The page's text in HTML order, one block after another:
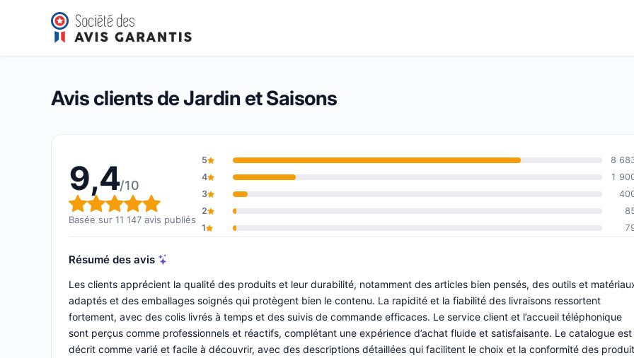
Jardin et Saisons
Note globale : 9,4 sur 10
9,4/10(11 147 avis)
Avis clients de Jardin et Saisons
9,4/10
Note globale : 9,4 sur 10
Basée sur 11 147 avis publiés
5
8
4
1
3
2
1
Résumé des avis
Les clients apprécient la qualité des produits et leur durabilité, notamment des articles bien pensés, des outils et
adaptés et des emballages soignés qui protègent bien le contenu. La rapidité et la fiabilité des livraisons ressortent
fortement, avec des colis livrés à temps et des suivis de commande efficaces. Le service client et l’accueil téléphonique
sont perçus comme professionnels et réactifs, complétant une expérience d’achat fluide et satisfaisante. Le catalogue est
décrit comme varié et facile à découvrir, avec des descriptions détaillées qui facilitent le choix et la conformité des